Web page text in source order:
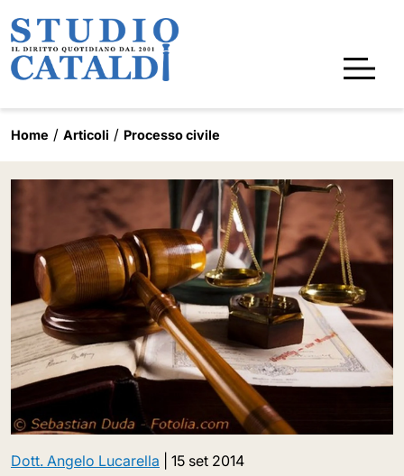
Home Articoli Processo civile
Dott. Angelo Lucarella 15 set 2014